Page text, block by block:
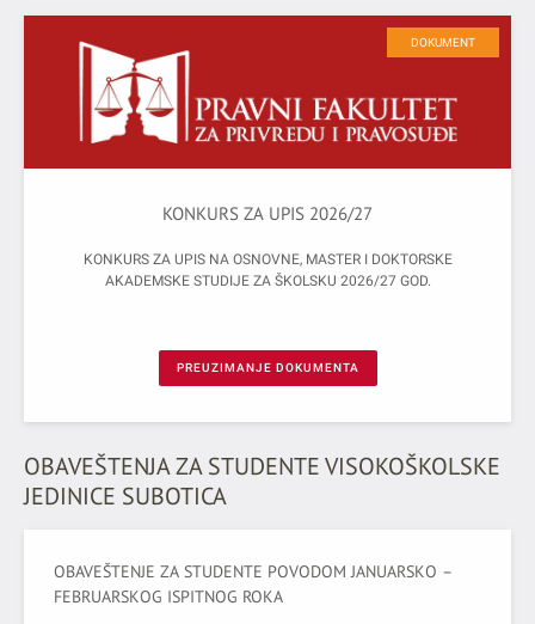
DOKUMENT
KONKURS ZA UPIS 2026/27
KONKURS ZA UPIS NA OSNOVNE, MASTER I DOKTORSKE
AKADEMSKE STUDIJE ZA ŠKOLSKU 2026/27 GOD.
PREUZIMANJE DOKUMENTA
OBAVEŠTENJA ZA STUDENTE VISOKOŠKOLSKE
JEDINICE SUBOTICA
OBAVEŠTENJE ZA STUDENTE POVODOM JANUARSКO –
FEBRUARSКOG ISPITNOG ROКA